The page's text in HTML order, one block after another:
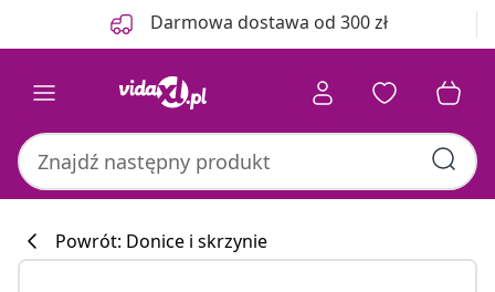
Darmowa dostawa od 300 zł
Powrót: Donice i skrzynie